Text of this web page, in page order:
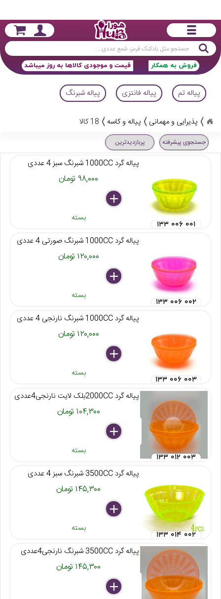
جستجو
قیمت و موجودی کالاها به روز میباشد فروش به همکار
پیاله تم پیاله فانتزی پیاله شبرنگ
پذیرایی و مهمانی پیاله و کاسه 18 کالا
جستجوی پیشرفته پربازدیدترین
پیاله گرد 1000CC شبرنگ سبز 4 عددی
۹۸,۰۰۰ تومان
delete
remove
add
بسته
۱۳۳ ۰۰۶ ۰۰۱
پیاله گرد 1000CC شبرنگ صورتی 4 عددی
۱۲۰,۰۰۰ تومان
delete
remove
add
بسته
۱۳۳ ۰۰۶ ۰۰۲
پیاله گرد 1000CC شبرنگ نارنجی 4 عددی
۱۲۰,۰۰۰ تومان
delete
remove
add
بسته
۱۳۳ ۰۰۶ ۰۰۳
پیاله گرد 2000CCبلک لایت نارنجی4عددی
۱۰۴,۳۰۰ تومان
delete
remove
add
بسته
۱۳۳ ۰۱۲ ۰۰۳
پیاله گرد 3500CC شبرنگ سبز 4 عددی
۱۴۵,۳۰۰ تومان
delete
remove
add
بسته
۱۳۳ ۰۱۴ ۰۰۲
پیاله گرد 3500CC شبرنگ نارنجی4عددی
۱۴۵,۳۰۰ تومان
delete
remove
add